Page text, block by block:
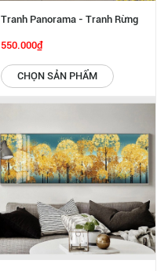
Tranh Panorama - Tranh Rừng
Hoa Nhiệt Đới SGP 6142246
550.000₫
CHỌN SẢN PHẨM